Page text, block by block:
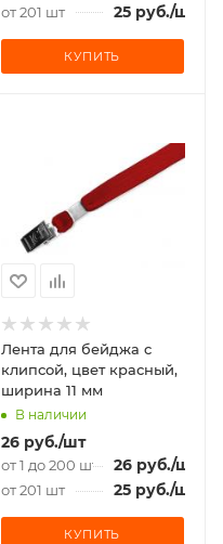
от 201 шт 25руб./шт
КУПИТЬ
Лента для бейджа c
клипсой, цвет красный,
ширина 11 мм
В наличии
26руб./шт
от 1 до 200 шт 26руб./шт
от 201 шт 25руб./шт
КУПИТЬ